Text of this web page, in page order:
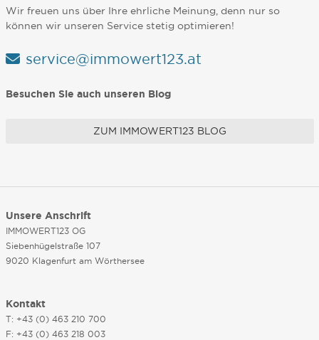
Wir freuen uns über Ihre ehrliche Meinung, denn nur so
können wir unseren Service stetig optimieren!
service@immowert123.at
Besuchen Sie auch unseren Blog
ZUM IMMOWERT123 BLOG
Unsere Anschrift
IMMOWERT123 OG
Siebenhügelstraße 107
9020 Klagenfurt am Wörthersee
Kontakt
T: +43 (0) 463 210 700
F: +43 (0) 463 218 003